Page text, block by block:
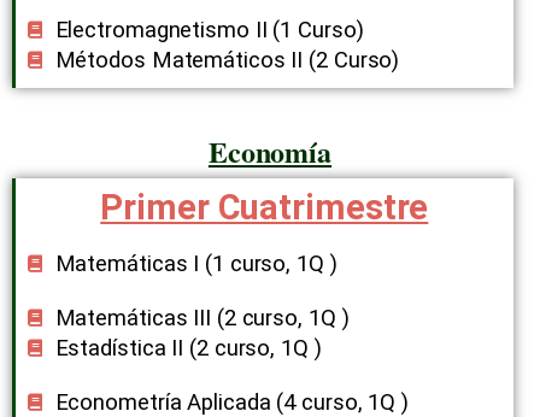
Electromagnetismo II (1 Curso)
Métodos Matemáticos II (2 Curso)
Economía
Primer Cuatrimestre
Matemáticas I (1 curso, 1Q ​)
Matemáticas III (2 curso, 1Q ​)
Estadística II (2 curso, 1Q ​)
Econometría Aplicada (4 curso, 1Q ​)